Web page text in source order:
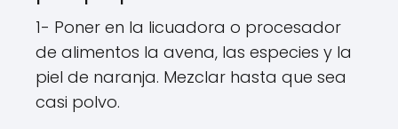
1- Poner en la licuadora o procesador
de alimentos la avena, las especies y la
piel de naranja. Mezclar hasta que sea
casi polvo.